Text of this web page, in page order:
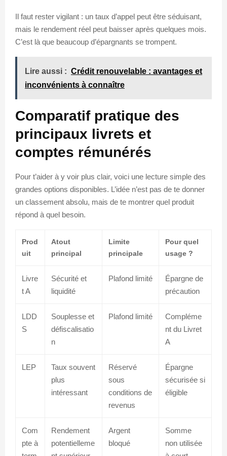
Il faut rester vigilant : un taux d’appel peut être séduisant,
mais le rendement réel peut baisser après quelques mois.
C’est là que beaucoup d’épargnants se trompent.
Lire aussi : Crédit renouvelable : avantages et
inconvénients à connaître
Comparatif pratique des
principaux livrets et
comptes rémunérés
Pour t’aider à y voir plus clair, voici une lecture simple des
grandes options disponibles. L’idée n’est pas de te donner
un classement absolu, mais de te montrer quel produit
répond à quel besoin.
Prod
uit
Atout
principal
Limite
principale
Pour quel
usage ?
Livre
t A
Sécurité et
liquidité
Plafond limité
Épargne de
précaution
LDD
S
Souplesse et
défiscalisatio
n
Plafond limité
Compléme
nt du Livret
A
LEP
Taux souvent
plus
intéressant
Réservé
sous
conditions de
revenus
Épargne
sécurisée si
éligible
Com
pte à
Rendement
potentielleme
Argent
bloqué
Somme
non utilisée